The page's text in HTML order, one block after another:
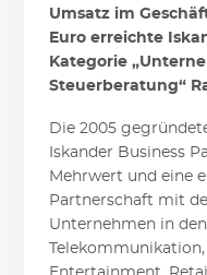
Umsatz im
Euro erreichte
Kategorie
Steuerberatung“
Die 2005
Iskander Business
Mehrwert und eine
Partnerschaft mit
Unternehmen in